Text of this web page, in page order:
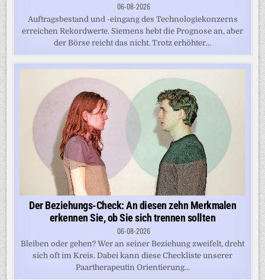
06-08-2026
Auftragsbestand und -eingang des Technologiekonzerns
erreichen Rekordwerte. Siemens hebt die Prognose an, aber
der Börse reicht das nicht. Trotz erhöhter...
Der Beziehungs-Check: An diesen zehn Merkmalen
erkennen Sie, ob Sie sich trennen sollten
06-08-2026
Bleiben oder gehen? Wer an seiner Beziehung zweifelt, dreht
sich oft im Kreis. Dabei kann diese Checkliste unserer
Paartherapeutin Orientierung...